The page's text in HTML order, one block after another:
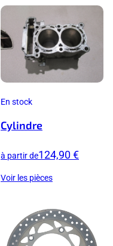
En stock
Cylindre
à partir de124,90 €
Voir les pièces